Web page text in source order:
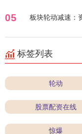
05 板块轮动减速：
标签列表
轮动
股票配资在线
惊爆